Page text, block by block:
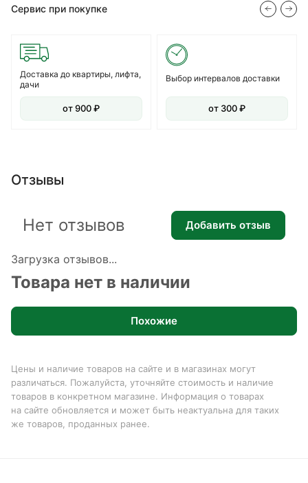
Сервис при покупке
Доставка до квартиры, лифта,
дачи
от 900 ₽
Выбор интервалов доставки
от 300 ₽
Отзывы
Загрузка отзывов...
Нет отзывов Добавить отзыв
Товара нет в наличии
Похожие
Цены и наличие товаров на сайте и в магазинах могут
различаться. Пожалуйста, уточняйте стоимость и наличие
товаров в конкретном магазине. Информация о товарах
на сайте обновляется и может быть неактуальна для таких
же товаров, проданных ранее.